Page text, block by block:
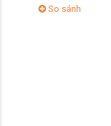
So sánh